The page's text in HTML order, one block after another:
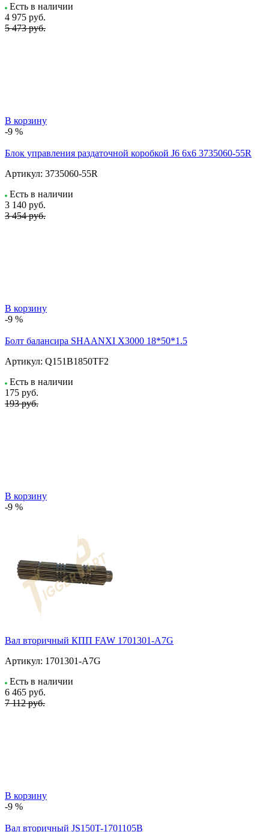
Есть в наличии
4 975 руб.
5 473 руб.
В корзину
-9 %
Блок управления раздаточной коробкой J6 6x6 3735060-55R
Артикул: 3735060-55R
Есть в наличии
3 140 руб.
3 454 руб.
В корзину
-9 %
Болт балансира SHAANXI Х3000 18*50*1.5
Артикул: Q151B1850TF2
Есть в наличии
175 руб.
193 руб.
В корзину
-9 %
Вал вторичный КПП FAW 1701301-A7G
Артикул: 1701301-A7G
Есть в наличии
6 465 руб.
7 112 руб.
В корзину
-9 %
Вал вторичный JS150T-1701105B